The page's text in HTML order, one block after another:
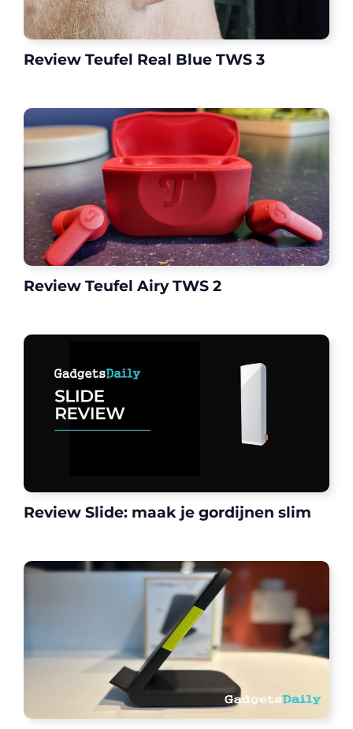
Review Teufel Real Blue TWS 3
Review Teufel Airy TWS 2
Review Slide: maak je gordijnen slim